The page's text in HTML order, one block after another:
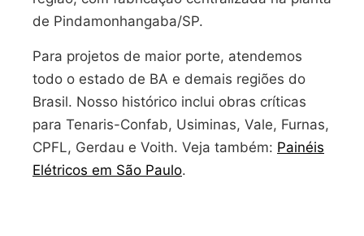
de Pindamonhangaba/SP.
Para projetos de maior porte, atendemos
todo o estado de BA e demais regiões do
Brasil. Nosso histórico inclui obras críticas
para Tenaris-Confab, Usiminas, Vale, Furnas,
CPFL, Gerdau e Voith. Veja também: Painéis
Elétricos em São Paulo.